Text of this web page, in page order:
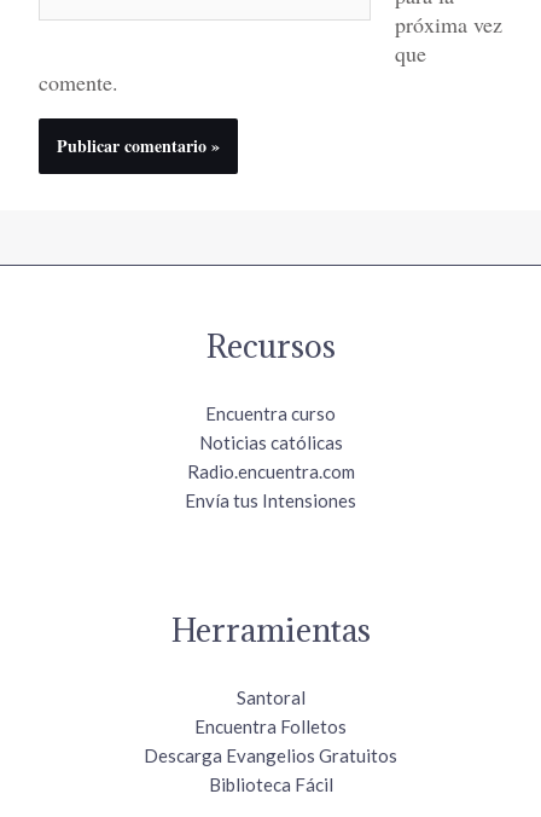
próxima vez
que
comente.
Recursos
Encuentra curso
Noticias católicas
Radio.encuentra.com
Envía tus Intensiones
Herramientas
Santoral
Encuentra Folletos
Descarga Evangelios Gratuitos
Biblioteca Fácil